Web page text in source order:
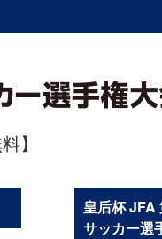
】
皇后杯 JFA
サッカー選